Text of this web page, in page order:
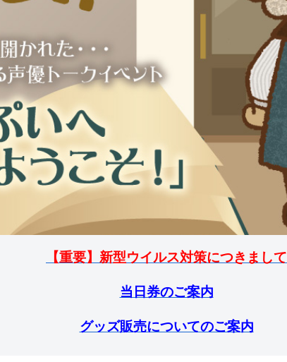
【重要】新型ウイルス対策につきまして
当日券のご案内
グッズ販売についてのご案内